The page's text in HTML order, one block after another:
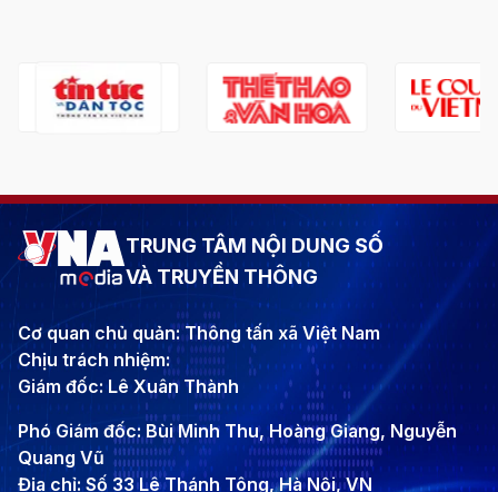
TRUNG TÂM NỘI DUNG SỐ
VÀ TRUYỀN THÔNG
Cơ quan chủ quản: Thông tấn xã Việt Nam
Chịu trách nhiệm:
Giám đốc: Lê Xuân Thành
Phó Giám đốc: Bùi Minh Thu, Hoàng Giang, Nguyễn
Quang Vũ
Địa chỉ: Số 33 Lê Thánh Tông, Hà Nội, VN